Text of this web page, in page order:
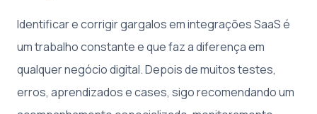
Identificar e corrigir gargalos em integrações SaaS é
um trabalho constante e que faz a diferença em
qualquer negócio digital. Depois de muitos testes,
erros, aprendizados e cases, sigo recomendando um